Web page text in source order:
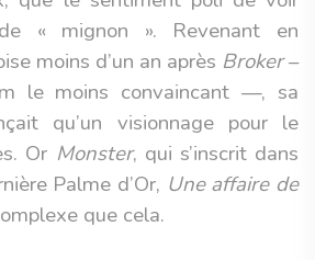
« mignon ». Revenant en
moins d’un an après Broker–
le moins convaincant —, sa
qu’un visionnage pour le
Or Monster, qui s’inscrit dans
Palme d’Or, Une affaire de
que cela.